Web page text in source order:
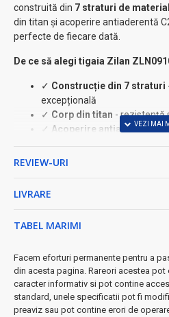
construită din 7 straturi de
din titan și acoperire antiaderentă
perfecte de fiecare dată.
De ce să alegi tigaia Zilan
✓ Construcție din 7 straturi
excepțională
✓ Corp din titan - rezistență
✓ Acoperire antiaderentă
✓ Mâner din oțel inoxidabil
metalice
⚡ Versatilitate maximă:
inducție, ceramică
• Rezistentă la cuptor până la
• Compatibilă mașină de
ușoară
REVIEW-URI
LIVRARE
TABEL MARIMI
Facem eforturi permanente pentru a
din acesta pagina. Rareori acestea
caracter informativ si pot contine
standard, unele specificatii pot fi
preaviz sau pot contine erori de